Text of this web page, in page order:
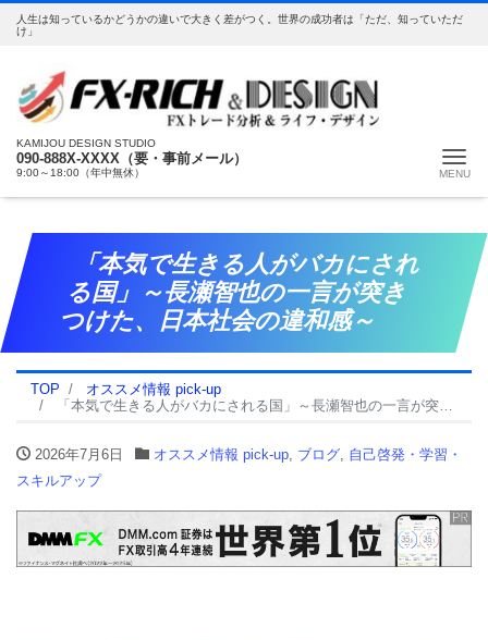
人生は知っているかどうかの違いで大きく差がつく。世界の成功者は「ただ、知っていただ
け」
KAMIJOU DESIGN STUDIO
090-888X-XXXX（要・事前メール）
9:00～18:00（年中無休）
「本気で生きる人がバカにされ
る国」～長瀬智也の一言が突き
つけた、日本社会の違和感～
TOP
オススメ情報 pick-up
「本気で生きる人がバカにされる国」～長瀬智也の一言が突きつけた、日本社会の違和感～
2026年7月6日 オススメ情報 pick-up, ブログ, 自己啓発・学習・
スキルアップ